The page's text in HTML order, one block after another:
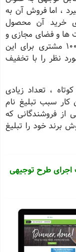
، اما فروش آن به
1000 نفر برای خرید آن محصول
ها و فضای مجازی و
یا به روش های دیگر سعی می کند ، 1000 مشتری برای این
نظر را با تخفیف
، تعداد زیادی
سبب تبلیغ نام
فروشندگانی که
برند خود را تبلیغ
اجرای طرح توجیهی